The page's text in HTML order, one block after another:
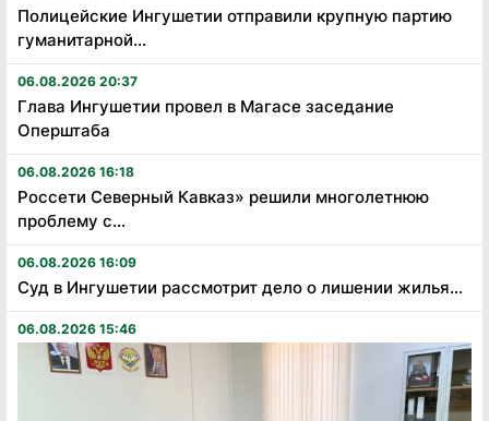
Полицейские Ингушетии отправили крупную партию
гуманитарной...
06.08.2026 20:37
Глава Ингушетии провел в Магасе заседание
Оперштаба
06.08.2026 16:18
Россети Северный Кавказ» решили многолетнюю
проблему с...
06.08.2026 16:09
Суд в Ингушетии рассмотрит дело о лишении жилья...
06.08.2026 15:46